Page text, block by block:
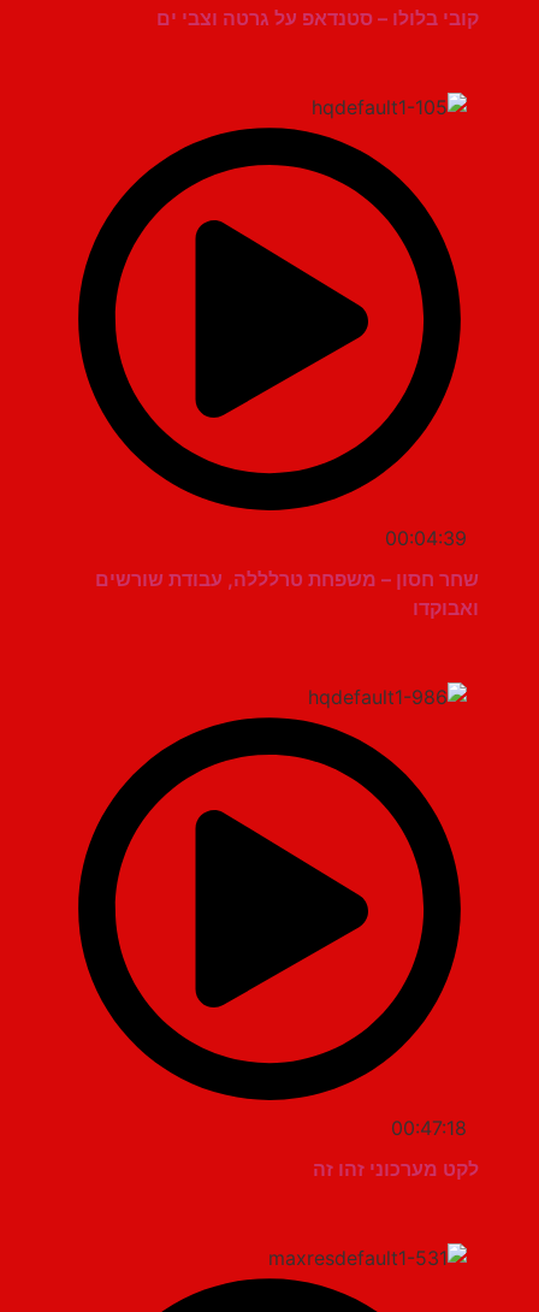
קובי בלולו – סטנדאפ על גרטה וצבי ים
00:04:39
שחר חסון – משפחת טרלללה, עבודת שורשים
ואבוקדו
00:47:18
לקט מערכוני זהו זה